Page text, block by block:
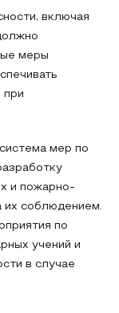
включая
меры
при
мер по
и пожарно-
их соблюдением.
по
учений и
в случае